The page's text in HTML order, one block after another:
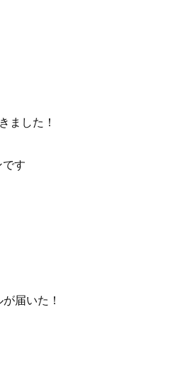
ました！
す
届いた！